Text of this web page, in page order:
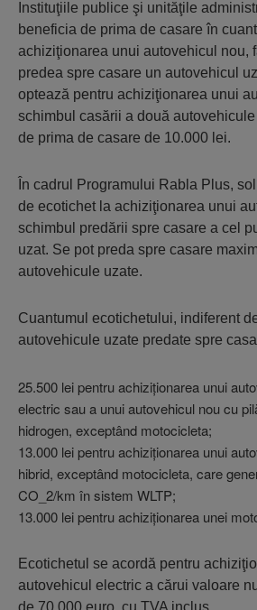
Instituţiile publice şi unităţile
beneficia de prima de casare în
achiziţionarea unui autovehicul nou,
predea spre casare un autovehicul
optează pentru achiziţionarea unui
schimbul casării a două
de prima de casare de 10.000 lei.
În cadrul Programului Rabla Plus,
de ecotichet la achiziţionarea unui
schimbul predării spre casare a cel
uzat. Se pot preda spre casare
autovehicule uzate.
Cuantumul ecotichetului, indiferent
autovehicule uzate predate spre
25.500 lei pentru achiziţionarea unui
electric sau a unui autovehicul nou cu
hidrogen, exceptând motocicleta;
13.000 lei pentru achiziţionarea unui
hibrid, exceptând motocicleta, care
CO_2/km în sistem WLTP;
13.000 lei pentru achiziţionarea unei
Ecotichetul se acordă pentru
autovehicul electric a cărui valoare
de 70.000 euro, cu TVA inclus.